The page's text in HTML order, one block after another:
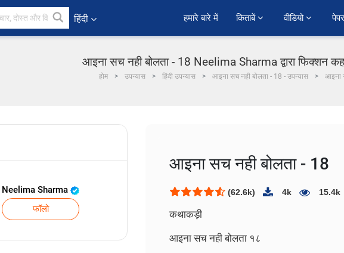
हिंदी हमारे बारे में किताबें वीडियो
आइना सच नही बोलता - 18 Neelima Sharma द्वारा फिक्शन
होम उपन्यास हिंदी उपन्यास आइना सच नही बोलता - 18 - उपन्यास आइना
Neelima Sharma
फॉलो
आइना सच नही बोलता - 18
(62.6k) 4k 15.4k
कथाकड़ी
आइना सच नही बोलता १८